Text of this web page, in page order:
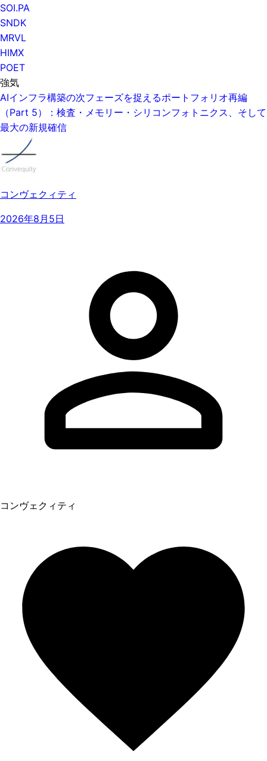
SOI.PA
SNDK
MRVL
HIMX
POET
強気
AIインフラ構築の次フェーズを捉えるポートフォリオ再編
（Part 5）：検査・メモリー・シリコンフォトニクス、そして
最大の新規確信
コンヴェクィティ
2026年8月5日
コンヴェクィティ